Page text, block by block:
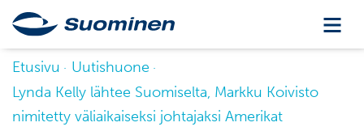
Etusivu
Uutishuone
Lynda Kelly lähtee Suomiselta, Markku Koivisto
nimitetty väliaikaiseksi johtajaksi Amerikat